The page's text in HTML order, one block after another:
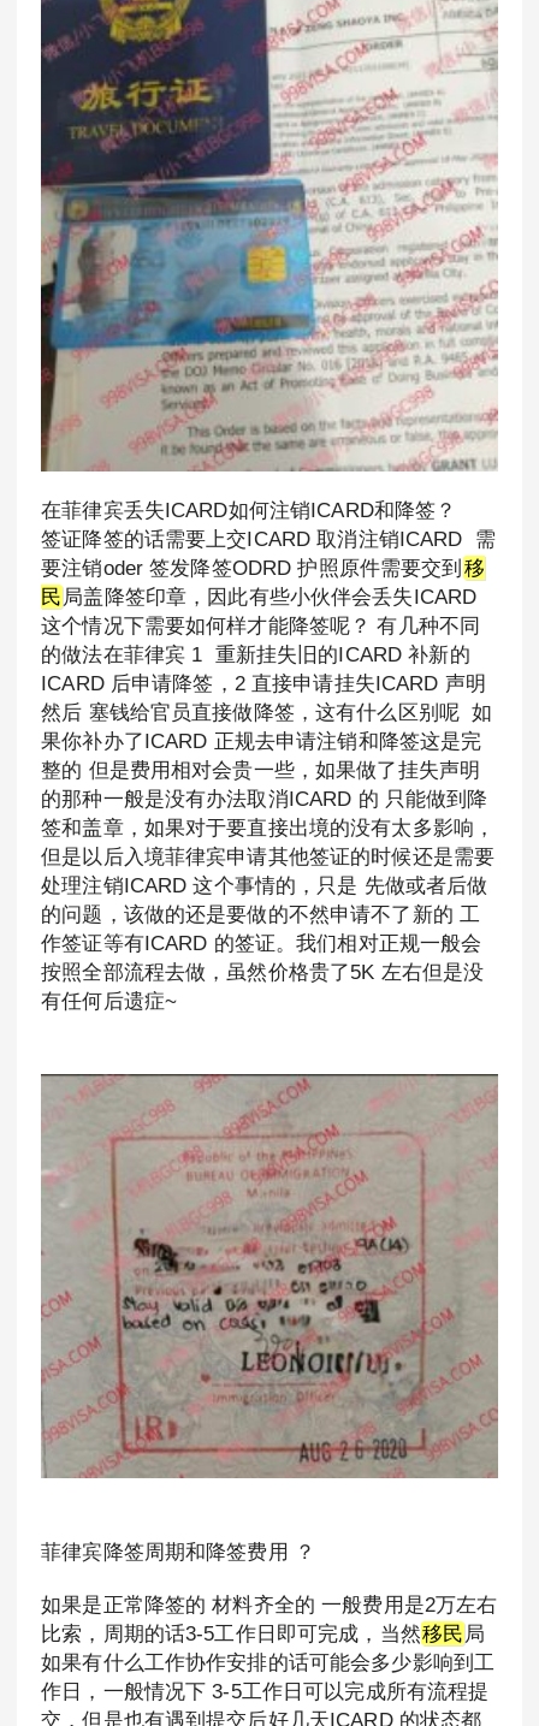
在菲律宾丢失ICARD如何注销ICARD和降签？
签证降签的话需要上交ICARD 取消注销ICARD 需
要注销oder 签发降签ODRD 护照原件需要交到 移
民 局盖降签印章，因此有些小伙伴会丢失ICARD
这个情况下需要如何样才能降签呢？ 有几种不同
的做法在菲律宾 1 重新挂失旧的ICARD 补新的
ICARD 后申请降签，2 直接申请挂失ICARD 声明
然后 塞钱给官员直接做降签，这有什么区别呢 如
果你补办了ICARD 正规去申请注销和降签这是完
整的 但是费用相对会贵一些，如果做了挂失声明
的那种一般是没有办法取消ICARD 的 只能做到降
签和盖章，如果对于要直接出境的没有太多影响，
但是以后入境菲律宾申请其他签证的时候还是需要
处理注销ICARD 这个事情的，只是 先做或者后做
的问题，该做的还是要做的不然申请不了新的 工
作签证等有ICARD 的签证。我们相对正规一般会
按照全部流程去做，虽然价格贵了5K 左右但是没
有任何后遗症~
菲律宾降签周期和降签费用 ？
如果是正常降签的 材料齐全的 一般费用是2万左右
比索，周期的话3-5工作日即可完成，当然移民 局
如果有什么工作协作安排的话可能会多少影响到工
作日，一般情况下 3-5工作日可以完成所有流程提
交，但是也有遇到提交后好几天ICARD 的状态都